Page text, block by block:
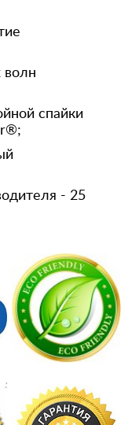
волн
спайки
- 25